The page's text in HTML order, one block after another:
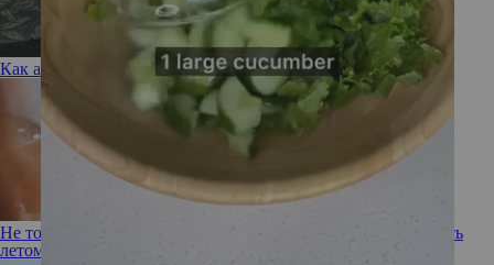
Как актуально стилизовать тренчкот в 2025 году?
Не только соль: 8 продуктов, которые заставляют нас отекать
летом